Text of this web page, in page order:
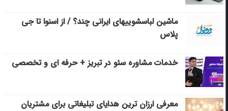
ماشین لباسشویی‎های ایرانی چند؟ / از اسنوا تا جی
پلاس
خدمات مشاوره سئو در تبریز + حرفه ای و تخصصی
معرفی ارزان ترین هدایای تبلیغاتی برای مشتریان